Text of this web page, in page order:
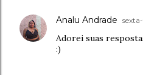
Analu Andrade
Adorei suas
:)